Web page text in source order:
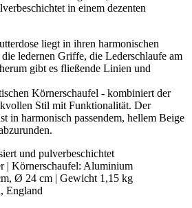
in einem dezenten
liegt in ihren harmonischen
ledernen Griffe, die Lederschlaufe am
gibt es fließende Linien und
Körnerschaufel - kombiniert der
Stil mit Funktionalität. Der
in harmonisch passendem, hellem Beige
und pulverbeschichtet
| Körnerschaufel: Aluminium
Ø 24 cm | Gewicht 1,15 kg
England